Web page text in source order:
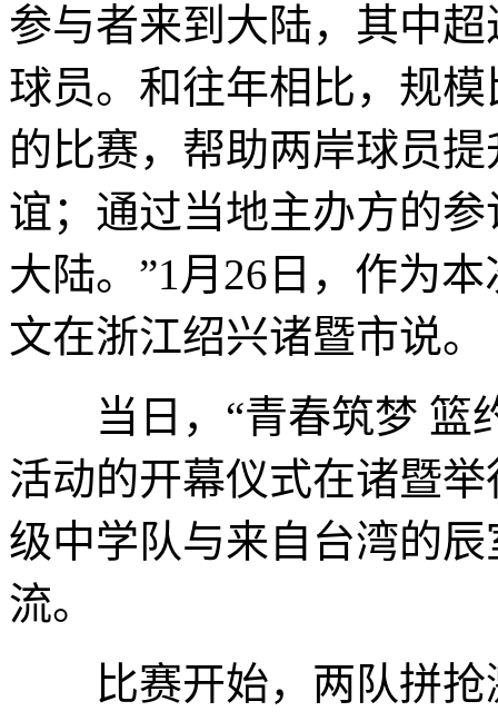
参与者来到大陆，其中
球员。和往年相比，规
的比赛，帮助两岸球员
谊；通过当地主办方的
大陆。”1月26日，作为
文在浙江绍兴诸暨市说。
当日，“青春筑梦 篮约
活动的开幕仪式在诸暨
级中学队与来自台湾的
流。
比赛开始，两队拼抢